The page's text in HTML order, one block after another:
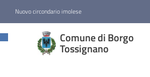
Nuovo circondario imolese
Comune di Borgo
Tossignano
Comune di
Borgo